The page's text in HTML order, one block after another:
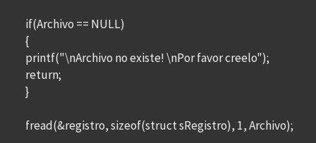
if(Archivo == NULL)
{
printf("\nArchivo no existe! \nPor favor creelo");
return;
}
fread(&registro, sizeof(struct sRegistro), 1, Archivo);